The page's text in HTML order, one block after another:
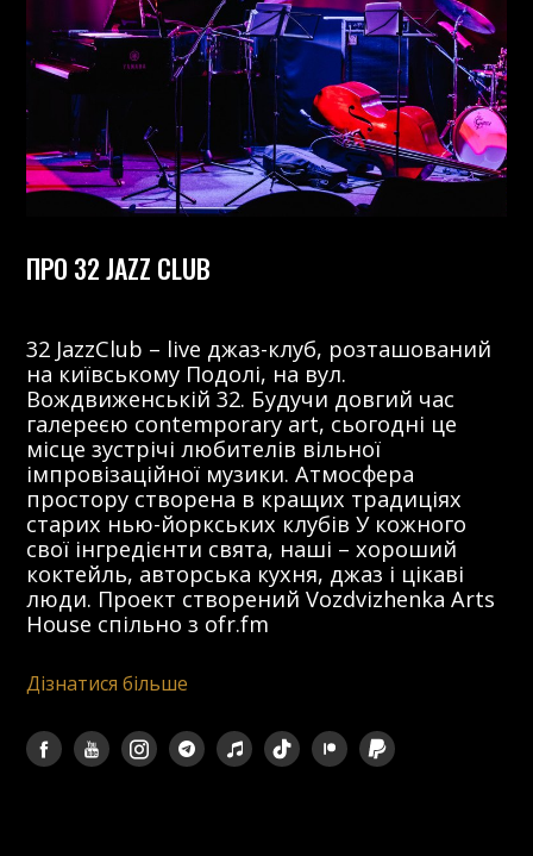
ПРО 32 JAZZ CLUB
32 JazzClub – live джаз-клуб, розташований
на київському Подолі, на вул.
Вождвиженській 32. Будучи довгий час
галереєю contemporary art, сьогодні це
місце зустрічі любителів вільної
імпровізаційної музики. Атмосфера
простору створена в кращих традиціях
старих нью-йоркських клубів У кожного
свої інгредієнти свята, наші – хороший
коктейль, авторська кухня, джаз і цікаві
люди. Проект створений Vozdvizhenka Arts
House спільно з ofr.fm
Дізнатися більше